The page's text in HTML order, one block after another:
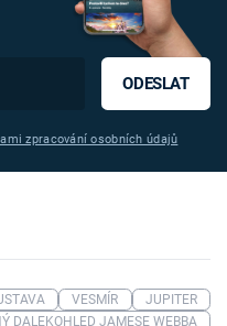
ODESLAT
zpracování osobních údajů
VESMÍR
JUPITER
DALEKOHLED JAMESE WEBBA